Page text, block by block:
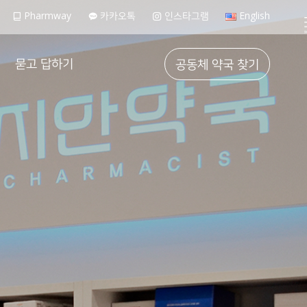
묻고 답하기
FAQ
공동체 약국 찾기
가입 문의하기
Pharmway 카카오톡 인스타그램 English